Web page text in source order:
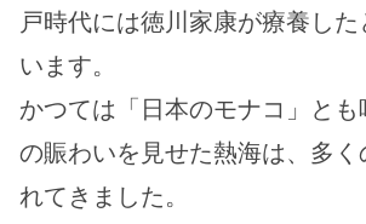
戸時代には徳川家康が療養し
います。
かつては「日本のモナコ」と
の賑わいを見せた熱海は、多く
れてきました。